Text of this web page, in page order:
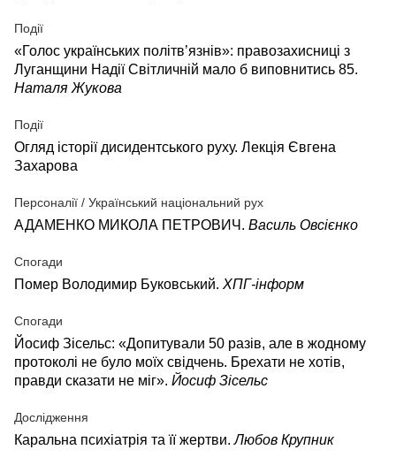
Події
«Голос українських політв’язнів»: правозахисниці з
Луганщини Надії Світличній мало б виповнитись 85.
Наталя Жукова
Події
Огляд історії дисидентського руху. Лекція Євгена
Захарова
Персоналії / Український національний рух
АДАМЕНКО МИКОЛА ПЕТРОВИЧ. Василь Овсієнко
Спогади
Помер Володимир Буковський. ХПГ-інформ
Спогади
Йосиф Зісельс: «Допитували 50 разів, але в жодному
протоколі не було моїх свідчень. Брехати не хотів,
правди сказати не міг». Йосиф Зісельс
Дослідження
Каральна психіатрія та її жертви.Любов Крупник